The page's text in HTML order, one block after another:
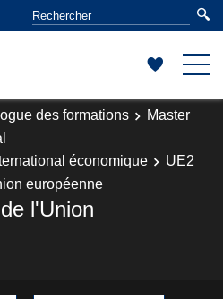
des formations
Master
économique
UE2
européenne
l'Union